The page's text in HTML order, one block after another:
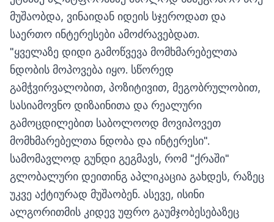
მუშაობდა, ვინაიდან იდეის სჯეროდათ და
საერთო ინტერესები ამოძრავებდათ.
"ყველაზე დიდი გამოწვევა მომხმარებელთა
ნდობის მოპოვება იყო. სწორედ
გამჭვირვალობით, პოზიტივით, მეგობრულობით,
სასიამოვნო დიზაინითა და რეალური
გამოცდილებით საბოლოოდ მოვიპოვეთ
მომხმარებელთა ნდობა და ინტერესი".
სამომავლოდ გუნდი გეგმავს, რომ "ქრაში"
გლობალური დეითინგ აპლიკაცია გახდეს, რაზეც
უკვე აქტიურად მუშაობენ. ასევე, ისინი
ალგორითმის კიდევ უფრო გაუმჯობესებაზეც